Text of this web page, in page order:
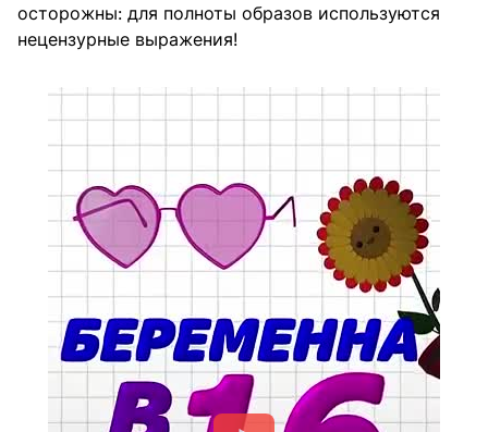
осторожны: для полноты образов используются
нецензурные выражения!